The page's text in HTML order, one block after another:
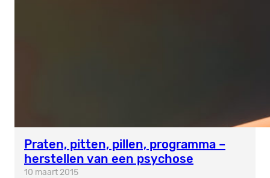
Praten, pitten, pillen, programma –
herstellen van een psychose
10 maart 2015